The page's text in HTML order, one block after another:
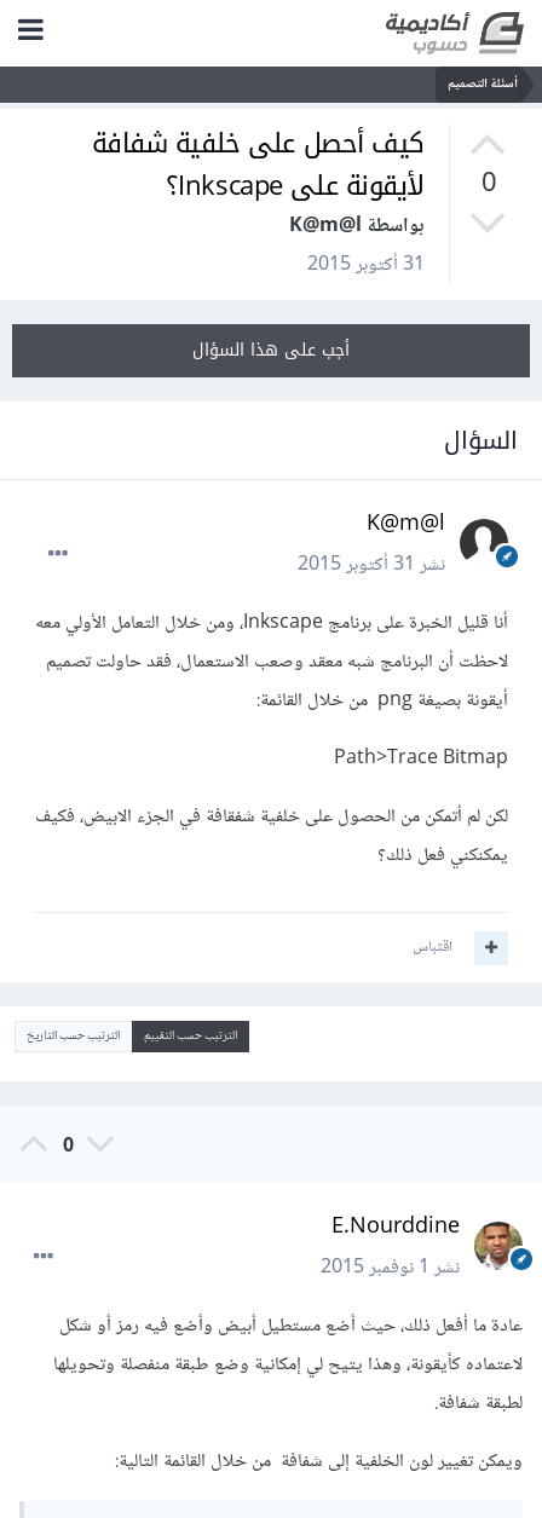
أسئلة التصميم
0
كيف أحصل على خلفية شفافة
لأيقونة على Inkscape؟
بواسطة K@m@l
31 أكتوبر 2015
أجب على هذا السؤال
السؤال
K@m@l
نشر31 أكتوبر 2015
أنا قليل الخبرة على برنامج Inkscape، ومن خلال التعامل الأولي معه
لاحظت أن البرنامج شبه معقد وصعب الاستعمال، فقد حاولت تصميم
أيقونة بصيغة png من خلال القائمة:
Path>Trace Bitmap
لكن لم أتمكن من الحصول على خلفية شفقافة في الجزء الابيض، فكيف
يمكنكني فعل ذلك؟
اقتباس
الترتيب حسب التقييم الترتيب حسب التاريخ
0
E.Nourddine
نشر1 نوفمبر 2015
عادة ما أفعل ذلك، حيث أضع مستطيل أبيض وأضع فيه رمز أو شكل
لاعتماده كأيقونة، وهذا يتيح لي إمكانية وضع طبقة منفصلة وتحويلها
لطبقة شفافة.
ويمكن تغيير لون الخلفية إلى شفافة من خلال القائمة التالية: